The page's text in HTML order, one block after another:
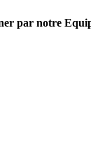
par notre